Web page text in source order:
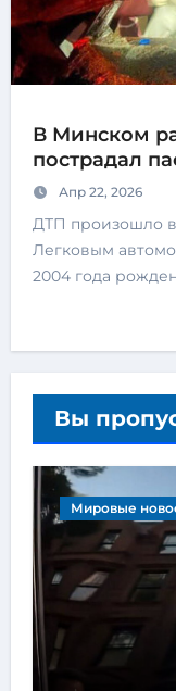
В Минском
пострадал
Апр 22, 2026
ДТП произошло вечером 20 апреля около 23:05.
Легковым
2004 года
Вы
Мировые